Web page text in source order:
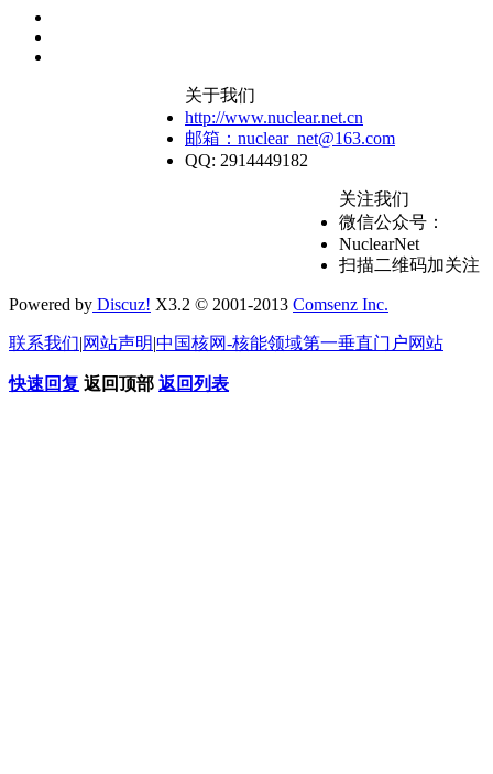
关于我们
http://www.nuclear.net.cn
邮箱：nuclear_net@163.com
QQ: 2914449182
关注我们
微信公众号：
NuclearNet
扫描二维码加关注
Powered by Discuz! X3.2 © 2001-2013 Comsenz Inc.
联系我们|网站声明|中国核网-核能领域第一垂直门户网站
快速回复 返回顶部 返回列表